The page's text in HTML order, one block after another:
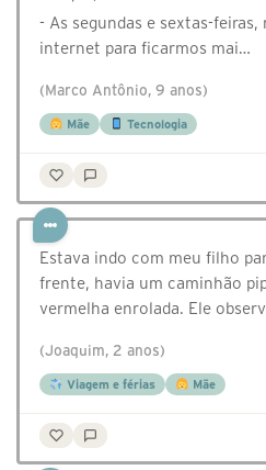
- As segundas e sextas-feiras,
internet para ficarmos mai…
(Marco Antônio, 9 anos)
Mãe Tecnologia
Estava indo com meu filho
frente, havia um caminhão
vermelha enrolada. Ele
(Joaquim, 2 anos)
Viagem e férias Mãe